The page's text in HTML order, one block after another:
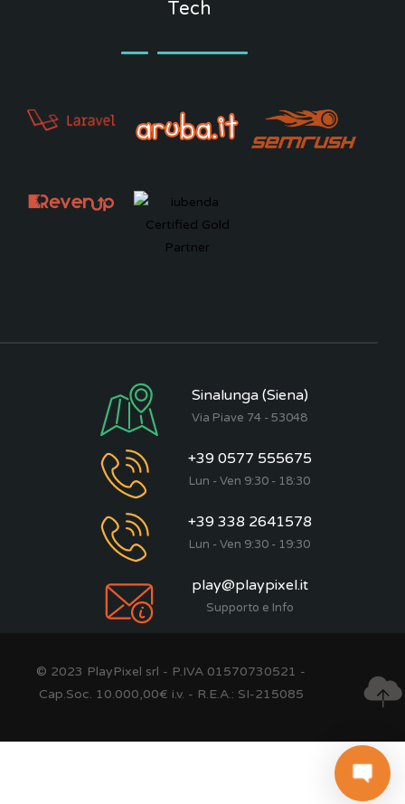
Tech
Sinalunga (Siena)
Via Piave 74 - 53048
+39 0577 555675
Lun - Ven 9:30 - 18:30
+39 338 2641578
Lun - Ven 9:30 - 19:30
play@playpixel.it
Supporto e Info
© 2023 PlayPixel srl - P.IVA 01570730521 -
Cap.Soc. 10.000,00€ i.v. - R.E.A.: SI-215085